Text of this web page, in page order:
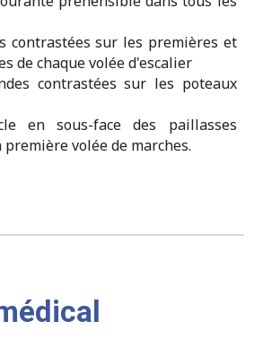
contrastées sur les premières et
de chaque volée d'escalier
contrastées sur les poteaux
en sous-face des paillasses
volée de marches.